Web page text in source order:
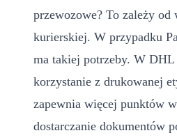
przewozowe? To zależy
kurierskiej. W przypadku
ma takiej potrzeby. W DHL
korzystanie z drukowanej
zapewnia więcej punktów
dostarczanie dokumentów